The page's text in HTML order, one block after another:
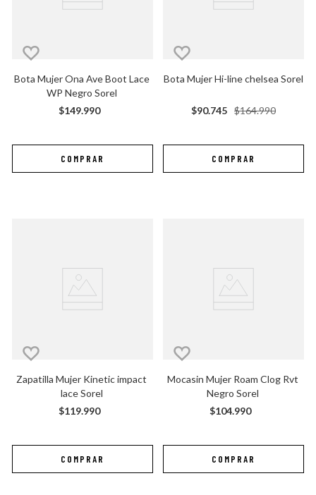
Bota Mujer Ona Ave Boot Lace
WP Negro Sorel
$149.990
Bota Mujer Hi-line chelsea Sorel
$164.990
$90.745
Zapatilla Mujer Kinetic impact
lace Sorel
$119.990
Mocasin Mujer Roam Clog Rvt
Negro Sorel
$104.990